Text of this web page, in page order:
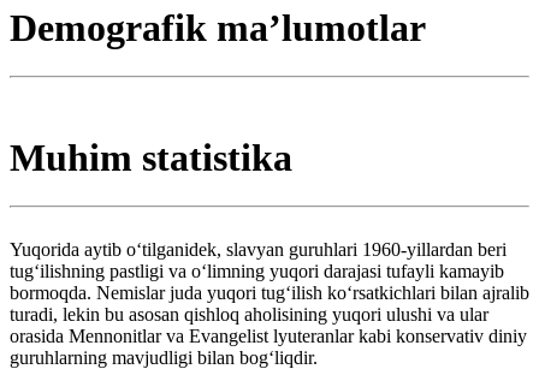
Demografik maʼlumotlar
Muhim statistika
Yuqorida aytib oʻtilganidek, slavyan guruhlari 1960-yillardan beri
tugʻilishning pastligi va oʻlimning yuqori darajasi tufayli kamayib
bormoqda. Nemislar juda yuqori tugʻilish koʻrsatkichlari bilan ajralib
turadi, lekin bu asosan qishloq aholisining yuqori ulushi va ular
orasida Mennonitlar va Evangelist lyuteranlar kabi konservativ diniy
guruhlarning mavjudligi bilan bogʻliqdir.